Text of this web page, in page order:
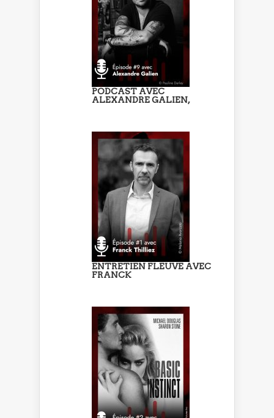
PODCAST AVEC
ALEXANDRE GALIEN,
ENTRETIEN FLEUVE AVEC
FRANCK